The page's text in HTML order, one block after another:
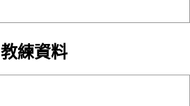
教練資料